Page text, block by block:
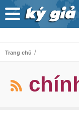
Trang chủ /